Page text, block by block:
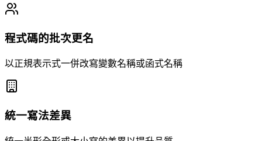
程式碼的批次更名
以正規表示式一併改寫變數名稱或函式名稱
統一寫法差異